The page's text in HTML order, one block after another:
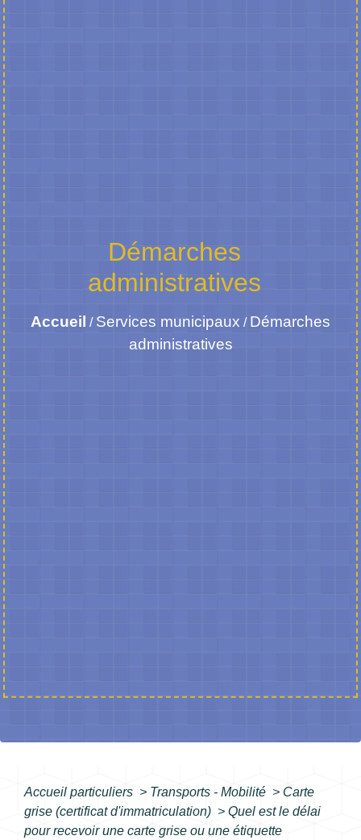
Démarches
administratives
Accueil / Services municipaux / Démarches
administratives
Accueil particuliers > Transports - Mobilité > Carte
grise (certificat d'immatriculation) > Quel est le délai
pour recevoir une carte grise ou une étiquette